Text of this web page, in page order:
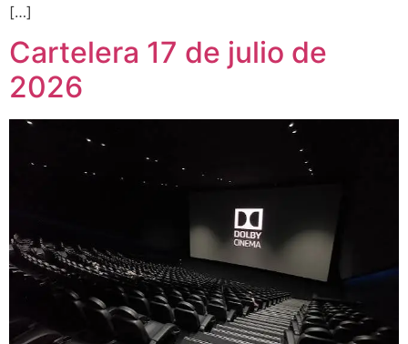
[…]
Cartelera 17 de julio de
2026